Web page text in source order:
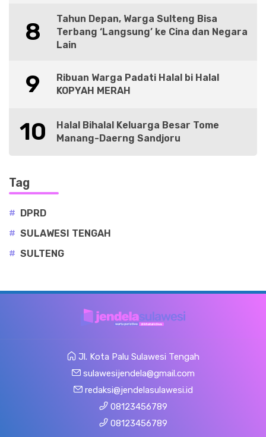
8
Tahun Depan, Warga Sulteng Bisa
Terbang ‘Langsung’ ke Cina dan Negara
Lain
9
Ribuan Warga Padati Halal bi Halal
KOPYAH MERAH
10
Halal Bihalal Keluarga Besar Tome
Manang-Daerng Sandjoru
Tag
# DPRD
# SULAWESI TENGAH
# SULTENG
Jl. Kota Palu Sulawesi Tengah
sulawesijendela@gmail.com
redaksi@jendelasulawesi.id
08123456789
08123456789